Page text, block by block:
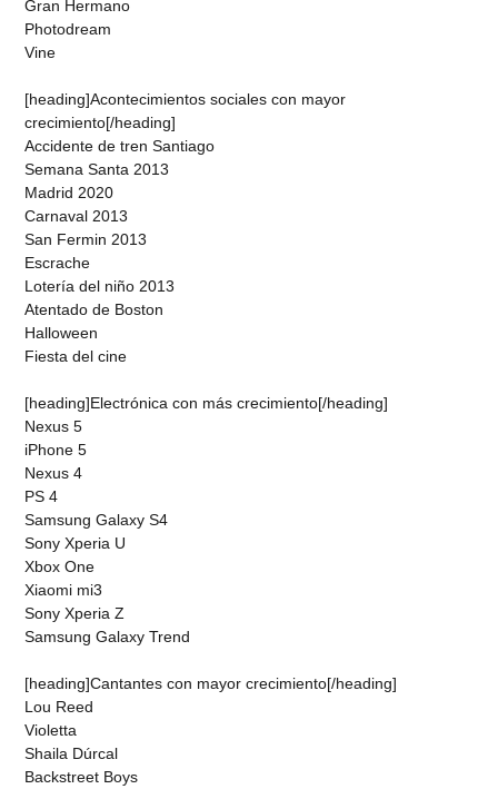
Gran Hermano
Photodream
Vine
[heading]Acontecimientos sociales con mayor
crecimiento[/heading]
Accidente de tren Santiago
Semana Santa 2013
Madrid 2020
Carnaval 2013
San Fermin 2013
Escrache
Lotería del niño 2013
Atentado de Boston
Halloween
Fiesta del cine
[heading]Electrónica con más crecimiento[/heading]
Nexus 5
iPhone 5
Nexus 4
PS 4
Samsung Galaxy S4
Sony Xperia U
Xbox One
Xiaomi mi3
Sony Xperia Z
Samsung Galaxy Trend
[heading]Cantantes con mayor crecimiento[/heading]
Lou Reed
Violetta
Shaila Dúrcal
Backstreet Boys